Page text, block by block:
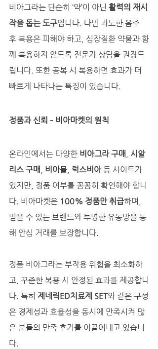
비아그라는 단순히 ‘약’이 아닌 활력의 재시
작을 돕는 도구입니다. 다만 과도한 음주
후 복용은 피해야 하고, 심장질환 약물과 함
께 복용하지 않도록 전문가 상담을 권장드
립니다. 또한 공복 시 복용하면 효과가 더
빠르게 나타나는 특징이 있습니다.
정품과 신뢰 – 비아마켓의 원칙
온라인에서는 다양한 비아그라 구매
시알
리스 구매
비아몰, 럭스비아 등 사이트가
있지만, 정품 여부를 꼼꼼히 확인해야 합니
다. 비아마켓은 100% 정품만 취급하며,
믿을 수 있는 브랜드와 투명한 유통망을 통
해 안심 거래를 보장합니다.
정품 비아그라는 부작용 위험을 최소화하
고, 꾸준한 복용 시 안정된 효과를 제공합니
다. 특히 제네릭ED치료제 SET와 같은 구성
은 경제성과 효율성을 동시에 만족시켜 많
은 분들의 만족 후기를 이끌어내고 있습니
다.